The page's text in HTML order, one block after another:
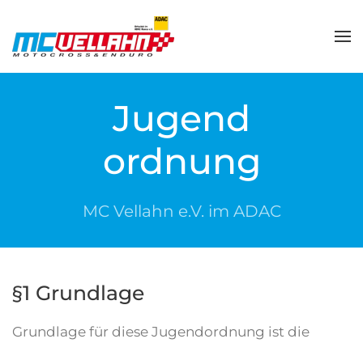
Zum Hauptinhalt springen
Jugend
ordnung
MC Vellahn e.V. im ADAC
§1 Grundlage
Grundlage für diese Jugendordnung ist die